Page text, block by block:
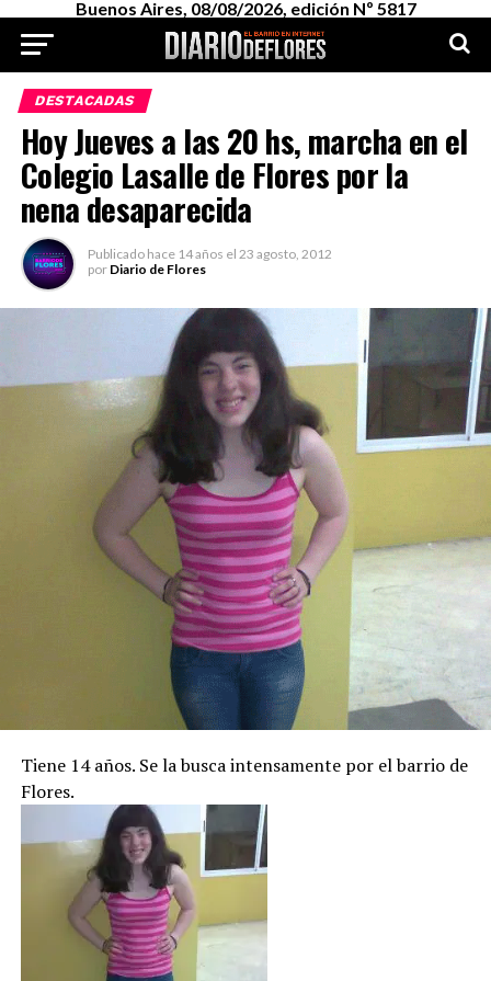
Buenos Aires, 08/08/2026, edición Nº 5817
DESTACADAS
Hoy Jueves a las 20 hs, marcha en el
Colegio Lasalle de Flores por la
nena desaparecida
Publicado hace 14 años el 23 agosto, 2012
por Diario de Flores
Tiene 14 años. Se la busca intensamente por el barrio de
Flores.